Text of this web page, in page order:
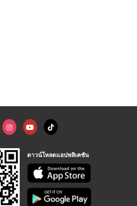
ดาวน์โหลดแอปพลิเคชัน